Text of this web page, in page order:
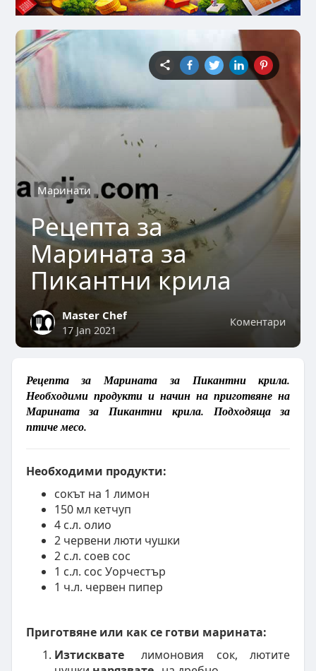
Маринати
Рецепта за
Марината за
Пикантни крила
Коментари
Master Chef
17 Jan 2021
Рецепта за Марината за Пикантни крила.
Необходими продукти и начин на приготвяне на
Марината за Пикантни крила. Подходяща за
птиче месо.
Необходими продукти:
сокът на 1 лимон
150 мл кетчуп
4 с.л. олио
2 червени люти чушки
2 с.л. соев сос
1 с.л. сос Уорчестър
1 ч.л. червен пипер
Приготвяне или как се готви марината:
Изтисквате
лимоновия сок, лютите